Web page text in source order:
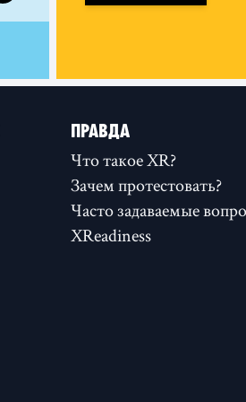
ПРАВДА
Что такое XR?
Зачем протестовать?
Часто задаваемые
XReadiness